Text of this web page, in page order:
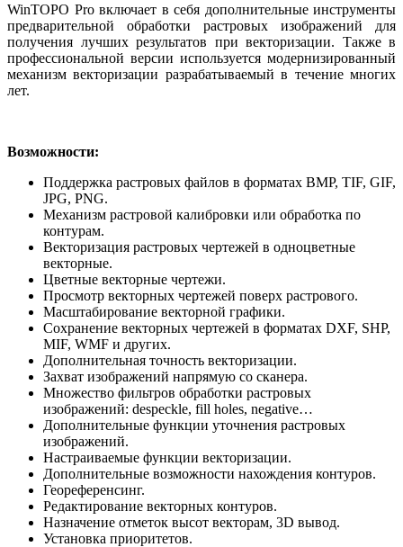
WinTOPO Pro включает в себя дополнительные инструменты
предварительной обработки растровых изображений для
получения лучших результатов при векторизации. Также в
профессиональной версии используется модернизированный
механизм векторизации разрабатываемый в течение многих
лет.
Возможности:
Поддержка растровых файлов в форматах BMP, TIF, GIF,
JPG, PNG.
Механизм растровой калибровки или обработка по
контурам.
Векторизация растровых чертежей в одноцветные
векторные.
Цветные векторные чертежи.
Просмотр векторных чертежей поверх растрового.
Масштабирование векторной графики.
Сохранение векторных чертежей в форматах DXF, SHP,
MIF, WMF и других.
Дополнительная точность векторизации.
Захват изображений напрямую со сканера.
Множество фильтров обработки растровых
изображений: despeckle, fill holes, negative…
Дополнительные функции уточнения растровых
изображений.
Настраиваемые функции векторизации.
Дополнительные возможности нахождения контуров.
Геореференсинг.
Редактирование векторных контуров.
Назначение отметок высот векторам, 3D вывод.
Установка приоритетов.